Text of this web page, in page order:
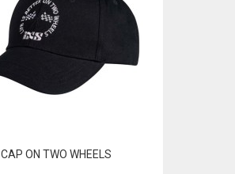
CAP ON TWO WHEELS